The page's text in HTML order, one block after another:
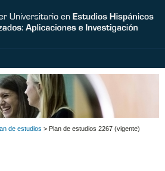
de estudios > Plan de estudios 2267 (vigente)